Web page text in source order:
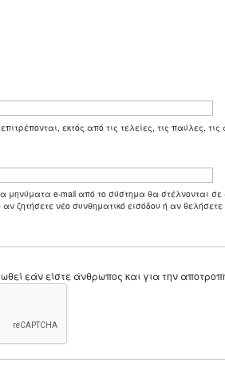
εκτός από τις τελείες, τις παύλες,
μηνύματα e-mail από το σύστημα θα στέλνονται σε
ζητήσετε νέο συνθηματικό εισόδου ή αν
εάν είστε άνθρωπος και για την